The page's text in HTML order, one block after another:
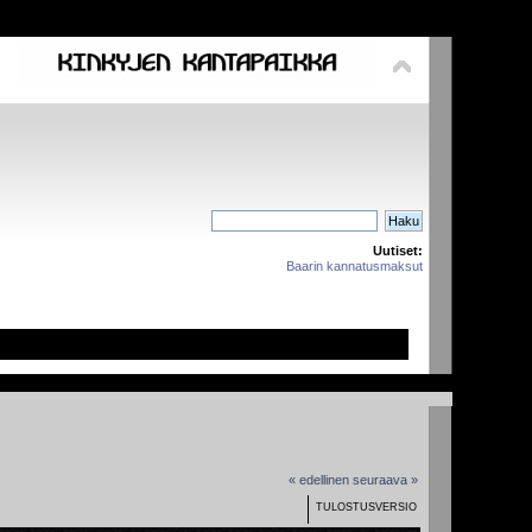
Uutiset:
Baarin kannatusmaksut
« edellinen seuraava »
TULOSTUSVERSIO